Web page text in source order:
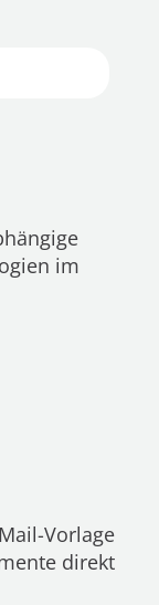
im
Vorlage
direkt